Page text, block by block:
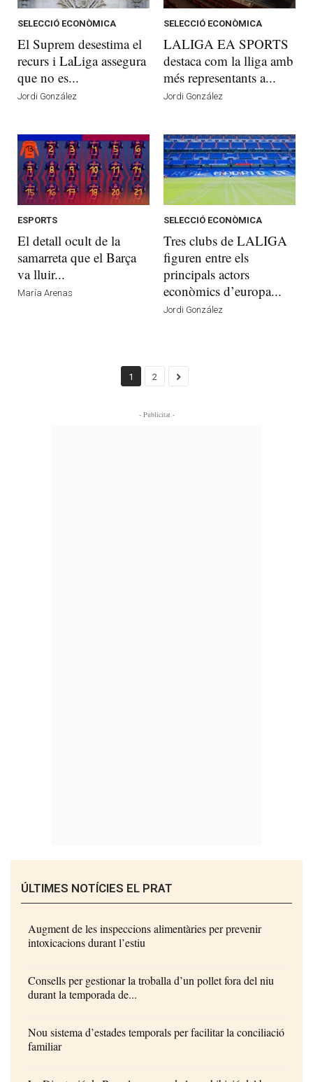
SELECCIÓ ECONÒMICA
El Suprem desestima el
recurs i LaLiga assegura
que no es...
Jordi González
SELECCIÓ ECONÒMICA
LALIGA EA SPORTS
destaca com la lliga amb
més representants a...
Jordi González
ESPORTS
El detall ocult de la
samarreta que el Barça
va lluir...
María Arenas
SELECCIÓ ECONÒMICA
Tres clubs de LALIGA
figuren entre els
principals actors
econòmics d’europa...
Jordi González
1 2
- Publicitat -
ÚLTIMES NOTÍCIES EL PRAT
Augment de les inspeccions alimentàries per prevenir
intoxicacions durant l’estiu
Consells per gestionar la troballa d’un pollet fora del niu
durant la temporada de...
Nou sistema d’estades temporals per facilitar la conciliació
familiar